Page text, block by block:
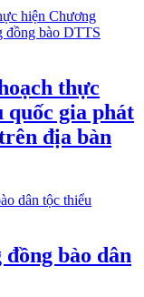
thực
gia phát
địa bàn
bào dân